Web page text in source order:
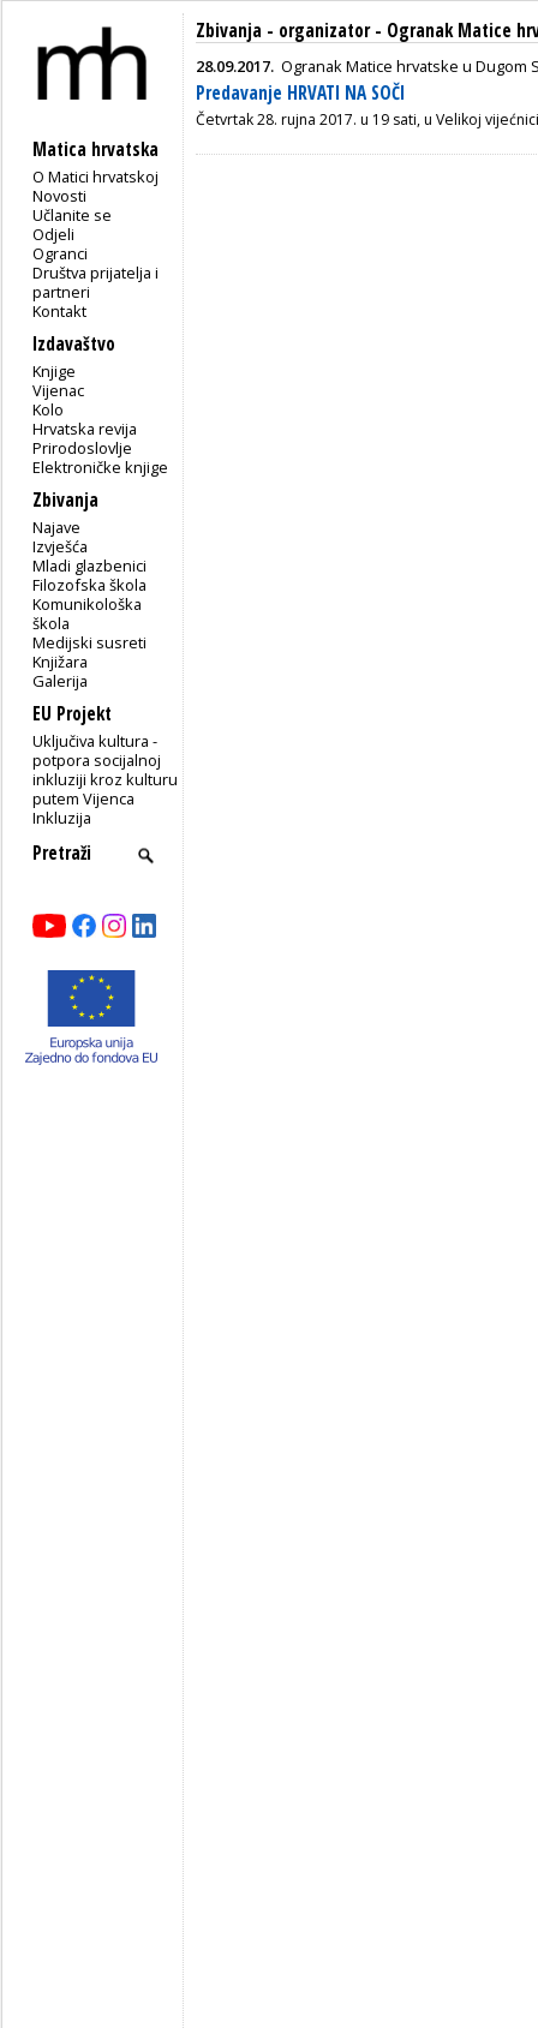
Matica hrvatska
O Matici hrvatskoj
Novosti
Učlanite se
Odjeli
Ogranci
Društva prijatelja i
partneri
Kontakt
Izdavaštvo
Knjige
Vijenac
Kolo
Hrvatska revija
Prirodoslovlje
Elektroničke knjige
Zbivanja
Najave
Izvješća
Mladi glazbenici
Filozofska škola
Komunikološka
škola
Medijski susreti
Knjižara
Galerija
EU Projekt
Uključiva kultura -
potpora socijalnoj
inkluziji kroz kulturu
putem Vijenca
Inkluzija
Zbivanja - organizator - Ogranak Matice
28.09.2017. Ogranak Matice hrvatske u Dugom
Predavanje HRVATI NA SOČI
Četvrtak 28. rujna 2017. u 19 sati, u Velikoj